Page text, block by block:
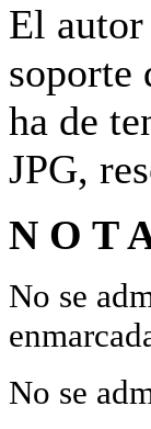
El autor
soporte
ha de
JPG,
N O T
No se
No se